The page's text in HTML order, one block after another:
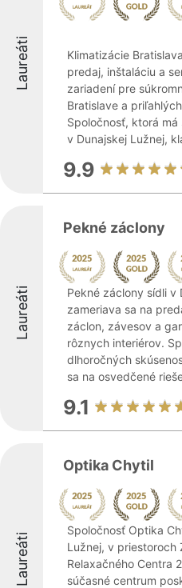
Laureáti
Klimatizácie
predaj, inštaláciu a
zariadení pre
Bratislave a
Spoločnosť, ktorá
v Dunajskej Lužnej,
9.9
Laureáti
Pekné záclony
Pekné záclony sídli v
zameriava sa na
záclon, závesov a
rôznych interiérov.
dlhoročných
sa na osvedčené
9.1
Laureáti
Optika Chytil
Spoločnosť Optika
Lužnej, v priestoroch
Relaxačného Centra
súčasné centrum